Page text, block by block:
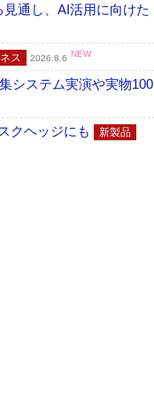
通し、AI活用に向けた
ス 2026.8.6 NEW
システム実演や実物100
クヘッジにも 新製品